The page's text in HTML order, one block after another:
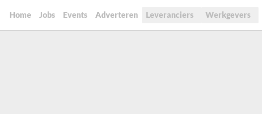
Home Jobs Events Adverteren Leveranciers Werkgevers